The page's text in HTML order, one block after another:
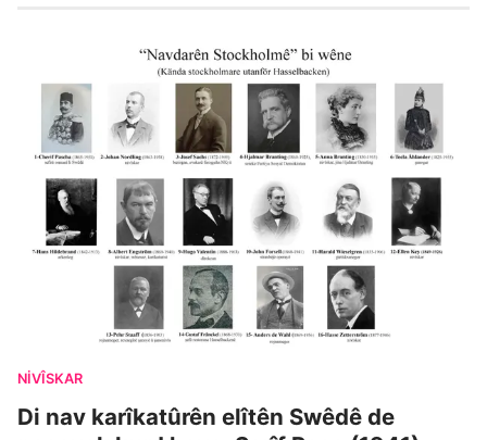
NIVÎSKAR
Di nav karîkatûrên elîtên Swêdê de